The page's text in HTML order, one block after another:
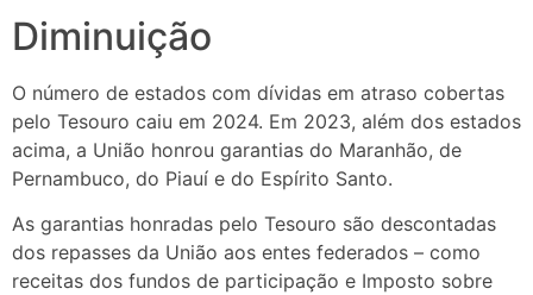
Diminuição
O número de estados com dívidas em atraso cobertas
pelo Tesouro caiu em 2024. Em 2023, além dos estados
acima, a União honrou garantias do Maranhão, de
Pernambuco, do Piauí e do Espírito Santo.
As garantias honradas pelo Tesouro são descontadas
dos repasses da União aos entes federados – como
receitas dos fundos de participação e Imposto sobre